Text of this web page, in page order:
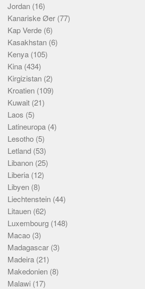
Jordan (16)
Kanariske Øer (77)
Kap Verde (6)
Kasakhstan (6)
Kenya (105)
Kina (434)
Kirgizistan (2)
Kroatien (109)
Kuwait (21)
Laos (5)
Latineuropa (4)
Lesotho (5)
Letland (53)
Libanon (25)
Liberia (12)
Libyen (8)
Liechtenstein (44)
Litauen (62)
Luxembourg (148)
Macao (3)
Madagascar (3)
Madeira (21)
Makedonien (8)
Malawi (17)